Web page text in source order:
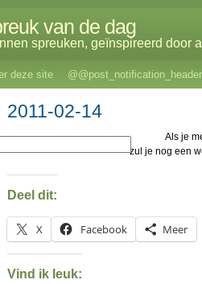
van de dag
spreuken, geïnspireerd door
deze site @@post_notification_header
2011-02-14
Als je
zul je nog een
Deel dit:
X Facebook Meer
Vind ik leuk: